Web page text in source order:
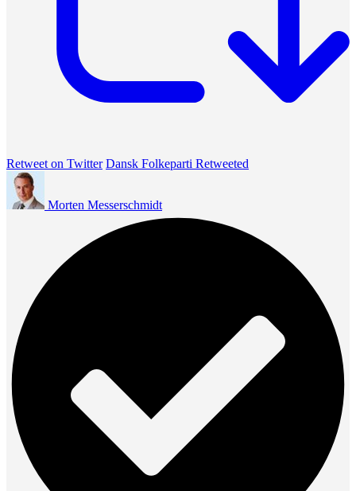
Retweet on Twitter Dansk Folkeparti Retweeted
Morten Messerschmidt